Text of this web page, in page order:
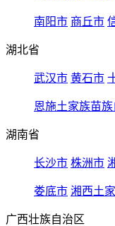
南阳市 商丘市
湖北省
武汉市 黄石市
恩施土家族苗族
湖南省
长沙市 株洲市
娄底市 湘西土
广西壮族自治区